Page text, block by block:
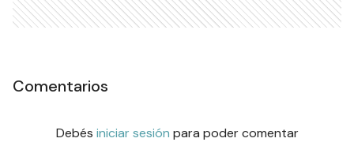
Comentarios
Debés iniciar sesión para poder comentar